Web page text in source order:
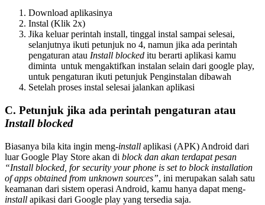
Download aplikasinya
Instal (Klik 2x)
Jika keluar perintah install, tinggal instal sampai selesai,
selanjutnya ikuti petunjuk no 4, namun jika ada perintah
pengaturan atau Install blocked itu berarti aplikasi kamu
diminta untuk mengaktifkan instalan selain dari google play,
untuk pengaturan ikuti petunjuk Penginstalan dibawah
Setelah proses instal selesai jalankan aplikasi
C. Petunjuk jika ada perintah pengaturan atau
Install blocked
Biasanya bila kita ingin meng-install aplikasi (APK) Android dari
luar Google Play Store akan di block dan akan terdapat pesan
“Install blocked, for security your phone is set to block installation
of apps obtained from unknown sources”, ini merupakan salah satu
keamanan dari sistem operasi Android, kamu hanya dapat meng-
install apikasi dari Google play yang tersedia saja.